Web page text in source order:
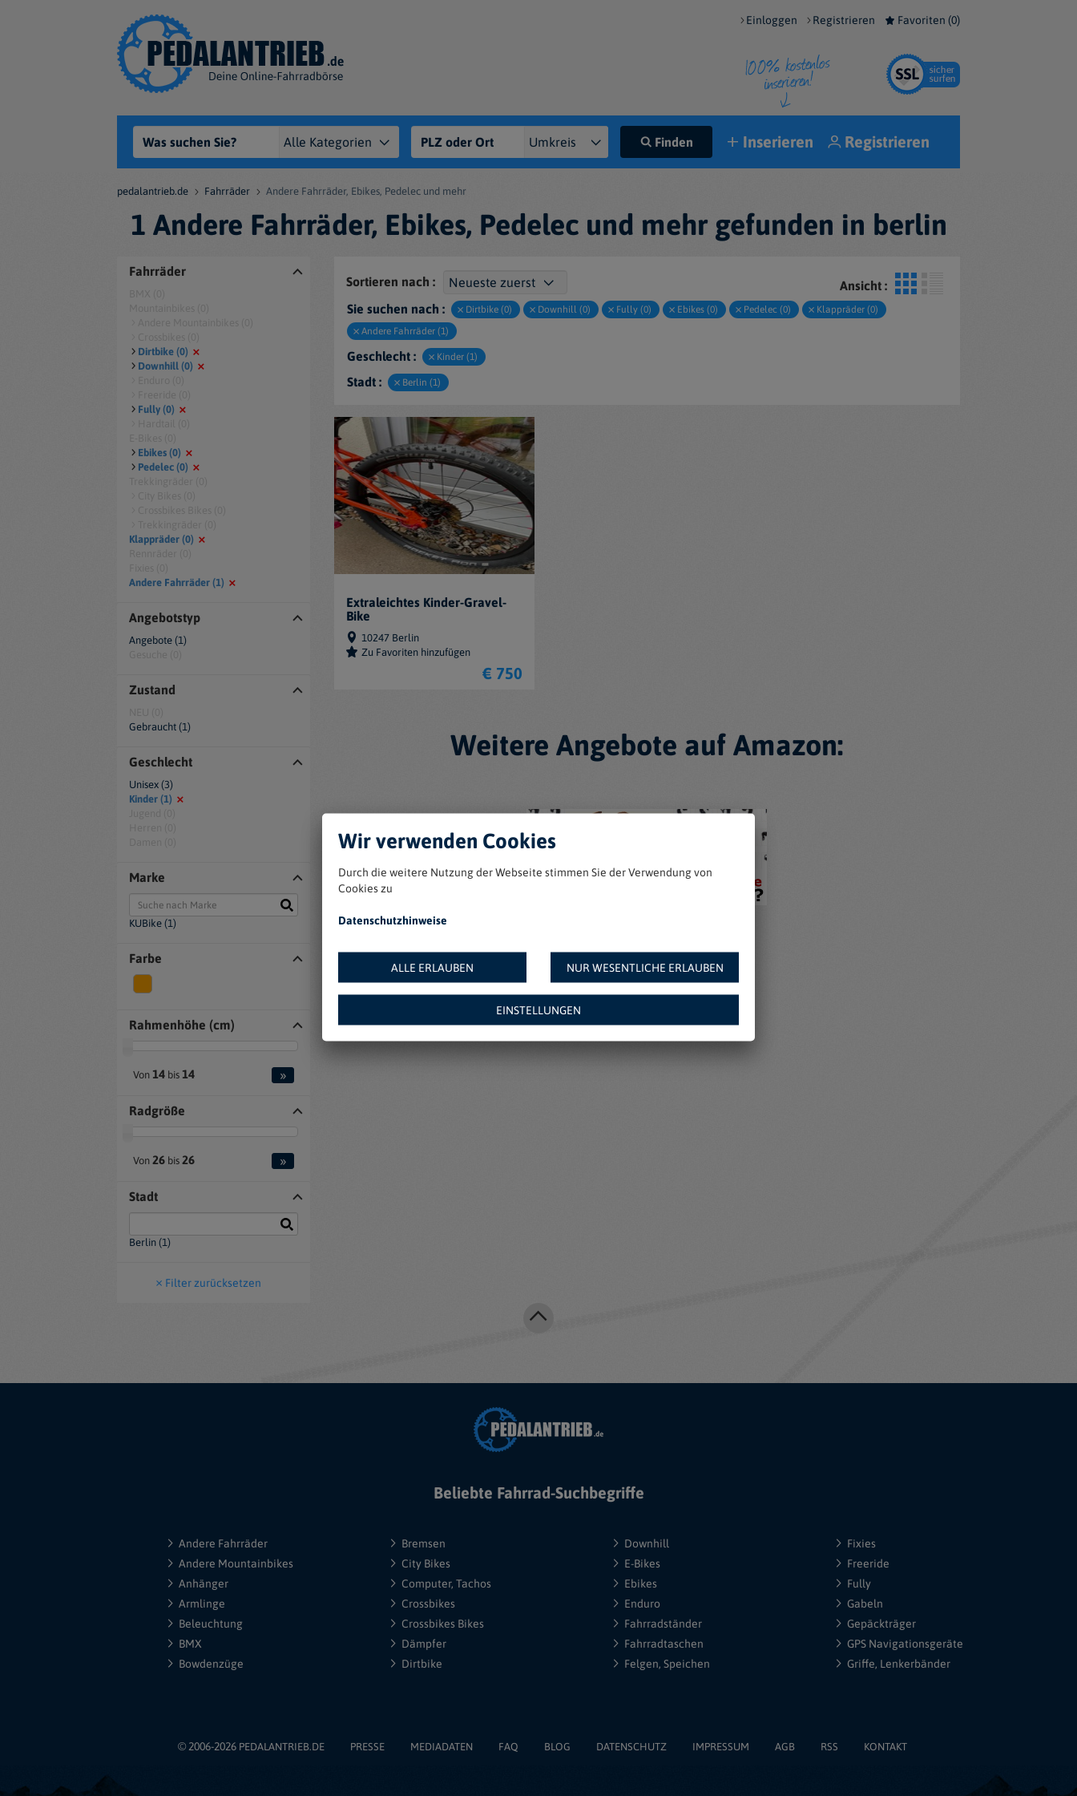
Einloggen Registrieren Favoriten (0)
Finden Inserieren Registrieren
pedalantrieb.de Fahrräder Andere Fahrräder, Ebikes, Pedelec und mehr
1 Andere Fahrräder, Ebikes, Pedelec und mehr gefunden in berlin
Fahrräder
Dirtbike (0)
Downhill (0)
Fully (0)
Ebikes (0)
Pedelec (0)
Klappräder (0)
Andere Fahrräder (1)
Angebotstyp
Angebote (1)
Zustand
Gebraucht (1)
Geschlecht
Unisex (3)
Kinder (1)
Marke
KUBike (1)
Farbe
Rahmenhöhe (cm)
Von 14 bis 14 »
Radgröße
Von 26 bis 26 »
Stadt
Berlin (1)
Filter zurücksetzen
Sortieren nach :
Ansicht :
Sie suchen nach :
Dirtbike (0) Downhill (0) Fully (0) Ebikes (0) Pedelec (0)
Klappräder (0)
Andere Fahrräder (1)
Geschlecht : Kinder (1)
Stadt : Berlin (1)
Extraleichtes Kinder-Gravel-
Bike
10247 Berlin
Zu Favoriten hinzufügen
€ 750
Weitere Angebote auf Amazon:
Beliebte Fahrrad-Suchbegriffe
Andere Fahrräder
Andere Mountainbikes
Anhänger
Armlinge
Beleuchtung
BMX
Bowdenzüge
Bremsen
City Bikes
Computer, Tachos
Crossbikes
Crossbikes Bikes
Dämpfer
Dirtbike
Downhill
E-Bikes
Ebikes
Enduro
Fahrradständer
Fahrradtaschen
Felgen, Speichen
Fixies
Freeride
Fully
Gabeln
Gepäckträger
GPS Navigationsgeräte
Griffe, Lenkerbänder
© 2006-2026 PEDALANTRIEB.DE PRESSE MEDIADATEN FAQ BLOG DATENSCHUTZ IMPRESSUM AGB RSS KONTAKT
Wir verwenden Cookies
Durch die weitere Nutzung der Webseite stimmen Sie der Verwendung von
Cookies zu
Datenschutzhinweise
ALLE ERLAUBEN NUR WESENTLICHE ERLAUBEN
EINSTELLUNGEN